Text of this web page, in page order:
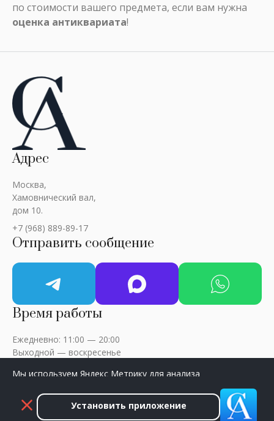
по стоимости вашего предмета, если вам нужна
оценка антиквариата!
Адрес
Москва,
Хамовнический вал,
дом 10.
+7 (968) 889-89-17
Отправить сообщение
Время работы
Ежедневно: 11:00 — 20:00
Выходной — воскресенье
ART-CRITIC © 2018 - 2026 / Все права защищены
Установить приложение
Мы используем Яндекс Метрику для анализа
разрешить сбор данных.